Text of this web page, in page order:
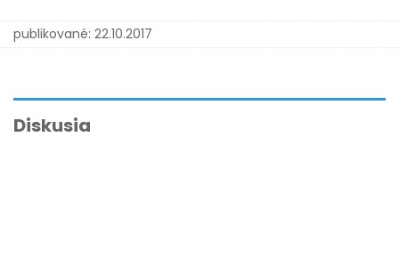
publikované: 22.10.2017
Diskusia